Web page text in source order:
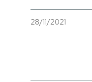
28/11/2021